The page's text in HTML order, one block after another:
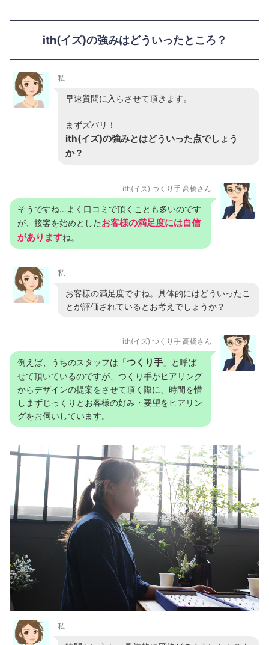
ith(イズ)の強みはどういったところ？
私
早速質問に入らさせて頂きます。
まずズバリ！
ith(イズ)の強みとはどういった点でしょう
か？
ith(イズ) つくり手 高橋さん
そうですね…よく口コミで頂くことも多いのです
が、接客を始めとしたお客様の満足度には自信
がありますね。
私
お客様の満足度ですね。具体的にはどういったこ
とが評価されているとお考えでしょうか？
ith(イズ) つくり手 高橋さん
例えば、うちのスタッフは「つくり手 」と呼ば
せて頂いているのですが、つくり手がヒアリング
からデザインの提案をさせて頂く際に、時間を惜
しまずじっくりとお客様の好み・要望をヒアリン
グをお伺いしています。
私